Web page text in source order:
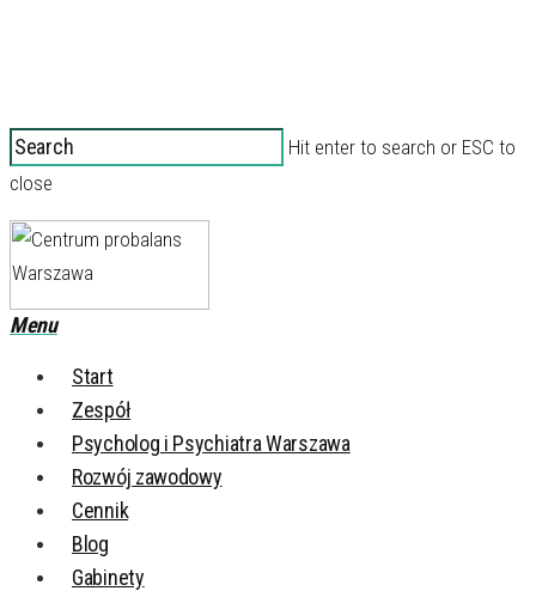
Hit enter to search or ESC to
close
Menu
Start
Zespół
Psycholog i Psychiatra Warszawa
Rozwój zawodowy
Cennik
Blog
Gabinety